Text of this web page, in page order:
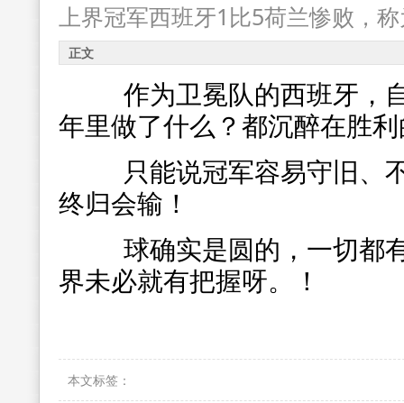
上界冠军西班牙1比5荷兰惨败，
正文
作为卫冕队的西班牙，
年里做了什么？都沉醉在胜
只能说冠军容易守旧、
终归会输！
球确实是圆的，一切都
界未必就有把握呀。！
本文标签：